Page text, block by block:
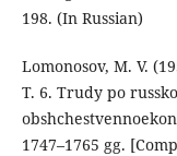
198. (In Russian)
Lomonosov, M. V.
T. 6. Trudy po
1747–1765 gg.